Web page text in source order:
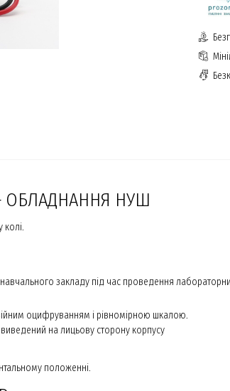
ОБЛАДНАННЯ НУШ
навчального закладу під час проведення
оцифруванням і рівномірною шкалою.
на лицьову сторону корпусу
положенні.